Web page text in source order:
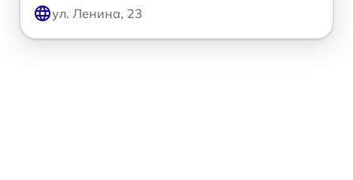
ул. Ленина, 23